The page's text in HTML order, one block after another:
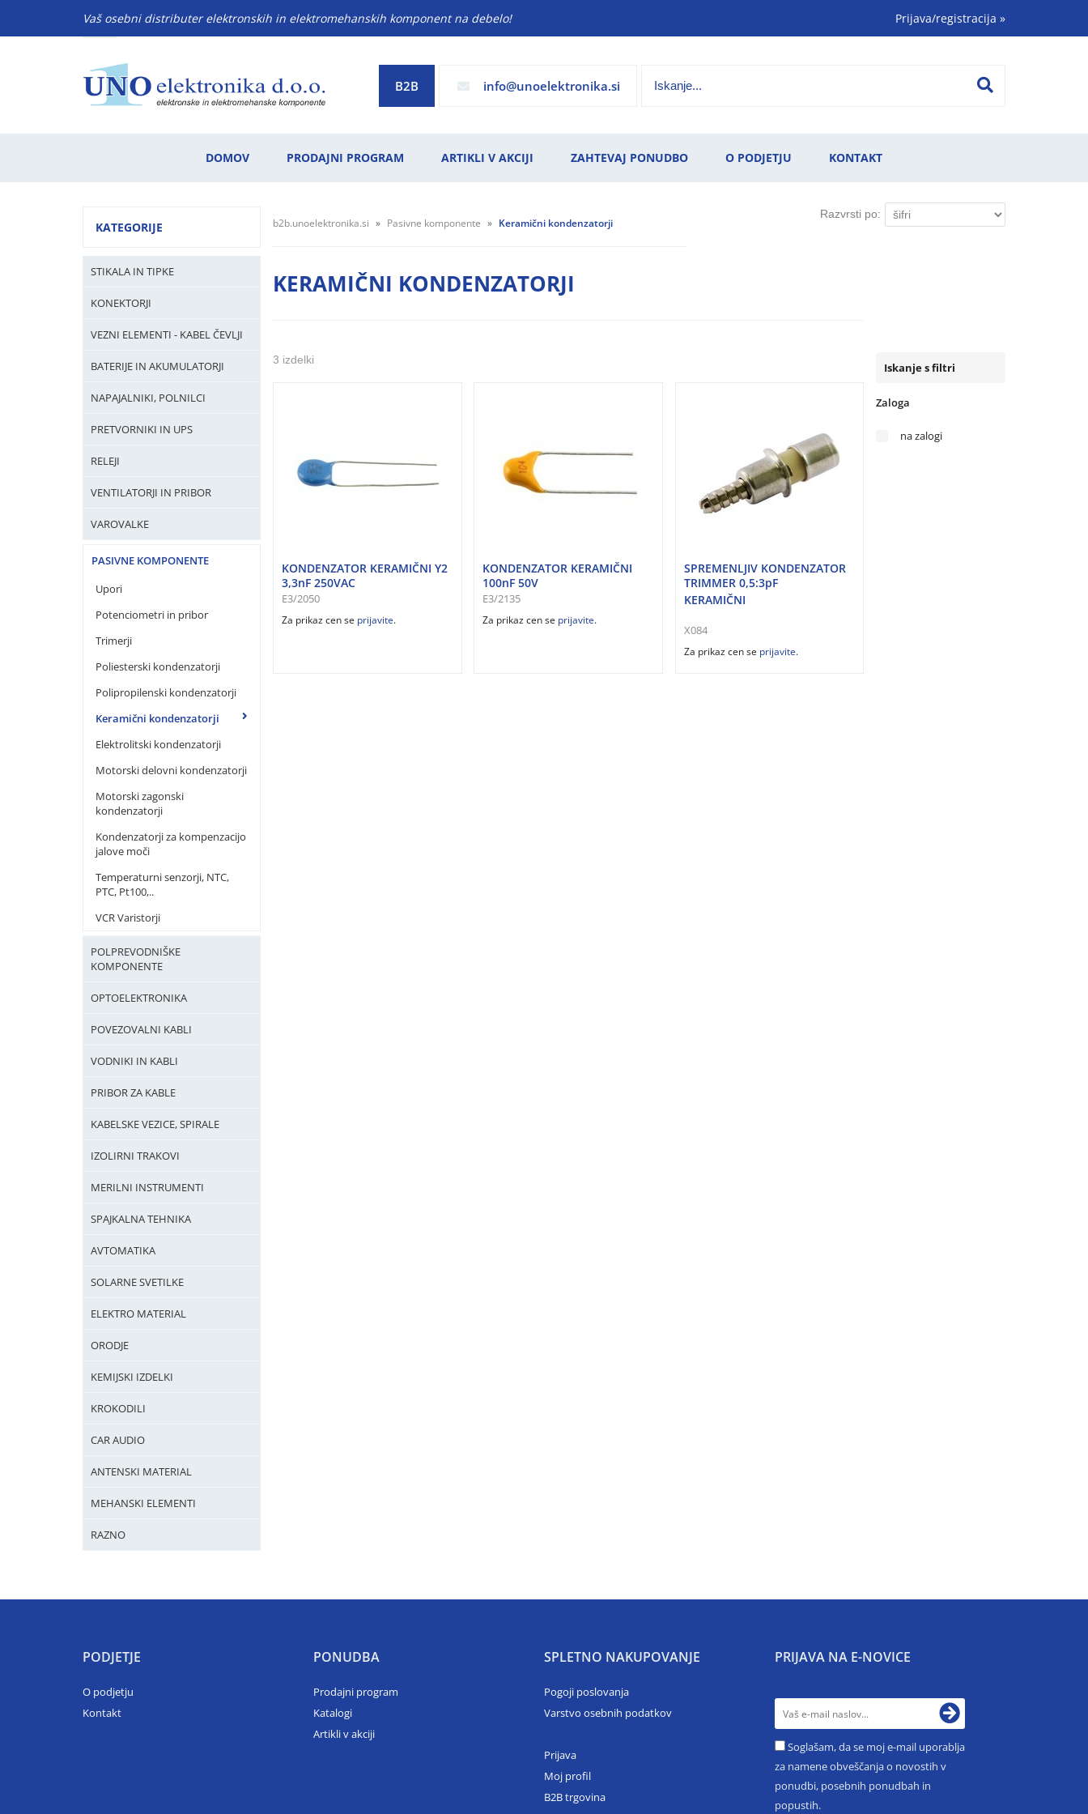
Vaš osebni distributer elektronskih in elektromehanskih komponent na debelo! Prijava/registracija »
B2B info unoelektronika.si
DOMOV PRODAJNI PROGRAM ARTIKLI V AKCIJI ZAHTEVAJ PONUDBO O PODJETJU KONTAKT
KATEGORIJE
STIKALA IN TIPKE
KONEKTORJI
VEZNI ELEMENTI - KABEL ČEVLJI
BATERIJE IN AKUMULATORJI
NAPAJALNIKI, POLNILCI
PRETVORNIKI IN UPS
RELEJI
VENTILATORJI IN PRIBOR
VAROVALKE
PASIVNE KOMPONENTE
Upori
Potenciometri in pribor
Trimerji
Poliesterski kondenzatorji
Polipropilenski kondenzatorji
Keramični kondenzatorji
Elektrolitski kondenzatorji
Motorski delovni kondenzatorji
Motorski zagonski
kondenzatorji
Kondenzatorji za kompenzacijo
jalove moči
Temperaturni senzorji, NTC,
PTC, Pt100,..
VCR Varistorji
POLPREVODNIŠKE
KOMPONENTE
OPTOELEKTRONIKA
POVEZOVALNI KABLI
VODNIKI IN KABLI
PRIBOR ZA KABLE
KABELSKE VEZICE, SPIRALE
IZOLIRNI TRAKOVI
MERILNI INSTRUMENTI
SPAJKALNA TEHNIKA
AVTOMATIKA
SOLARNE SVETILKE
ELEKTRO MATERIAL
ORODJE
KEMIJSKI IZDELKI
KROKODILI
CAR AUDIO
ANTENSKI MATERIAL
MEHANSKI ELEMENTI
RAZNO
b2b.unoelektronika.si Pasivne komponente Keramični kondenzatorji
Razvrsti po:
KERAMIČNI KONDENZATORJI
3 izdelki
KONDENZATOR KERAMIČNI Y2
3,3nF 250VAC
E3/2050
Za prikaz cen se prijavite.
KONDENZATOR KERAMIČNI
100nF 50V
E3/2135
Za prikaz cen se prijavite.
SPREMENLJIV KONDENZATOR
TRIMMER 0,5:3pF
KERAMIČNI
X084
Za prikaz cen se prijavite.
Iskanje s filtri
Zaloga
na zalogi
PODJETJE
O podjetju
Kontakt
PONUDBA
Prodajni program
Katalogi
Artikli v akciji
SPLETNO NAKUPOVANJE
Pogoji poslovanja
Varstvo osebnih podatkov
Prijava
Moj profil
B2B trgovina
PRIJAVA NA E-NOVICE
Soglašam, da se moj e-mail uporablja
za namene obveščanja o novostih v
ponudbi, posebnih ponudbah in
popustih.